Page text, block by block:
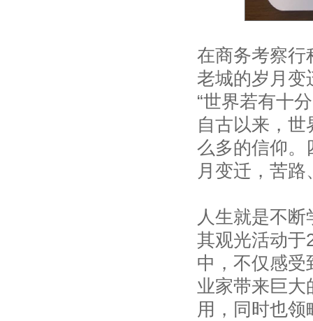
在商务考察行
老城的岁月变
“世界若有十
自古以来，
么多的信仰。
月变迁，苦
人生就是不
其观光活动于
中，不仅感受
业家带来巨大
用，同时也